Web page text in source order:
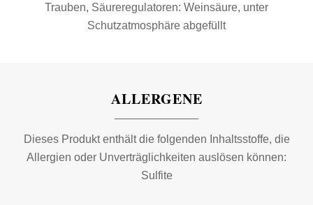
Trauben, Säureregulatoren: Weinsäure, unter
Schutzatmosphäre abgefüllt
ALLERGENE
Dieses Produkt enthält die folgenden Inhaltsstoffe, die
Allergien oder Unverträglichkeiten auslösen können:
Sulfite